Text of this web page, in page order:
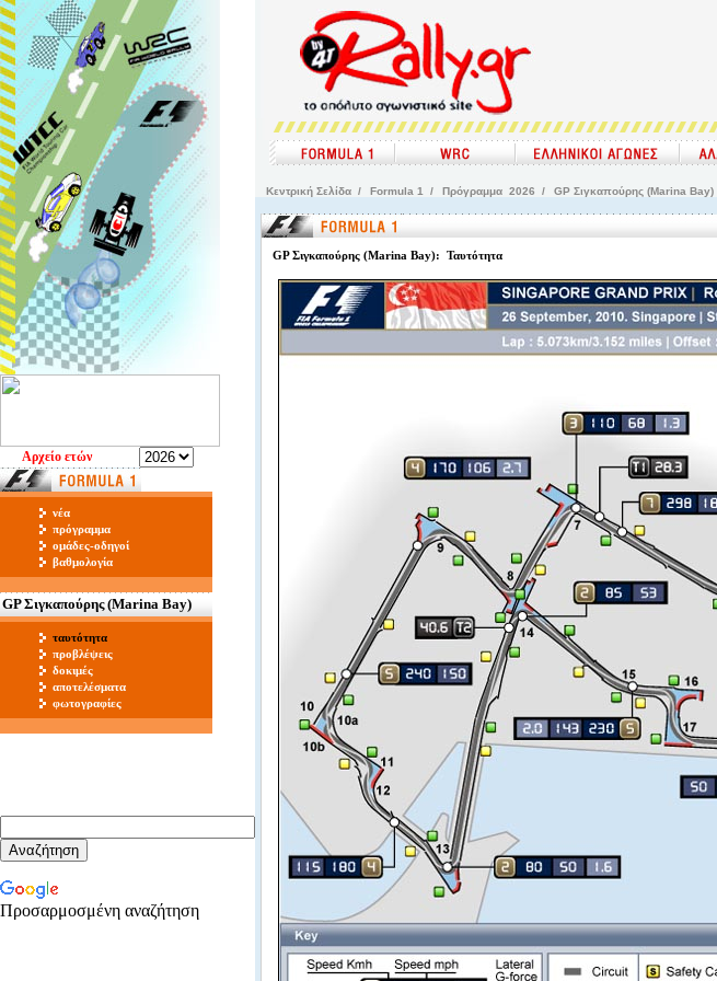
Aρχείο ετών
νέα
πρόγραμμα
ομάδες-οδηγοί
βαθμολογία
GP Σιγκαπούρης (Marina Bay)
ταυτότητα
προβλέψεις
δοκιμές
αποτελέσματα
φωτογραφίες
Προσαρμοσμένη αναζήτηση
Kεντρική Σελίδα / Formula 1 / Πρόγραμμα 2026 / GP Σιγκαπούρης (Marina Bay)
GP Σιγκαπούρης (Marina Bay): Ταυτότητα